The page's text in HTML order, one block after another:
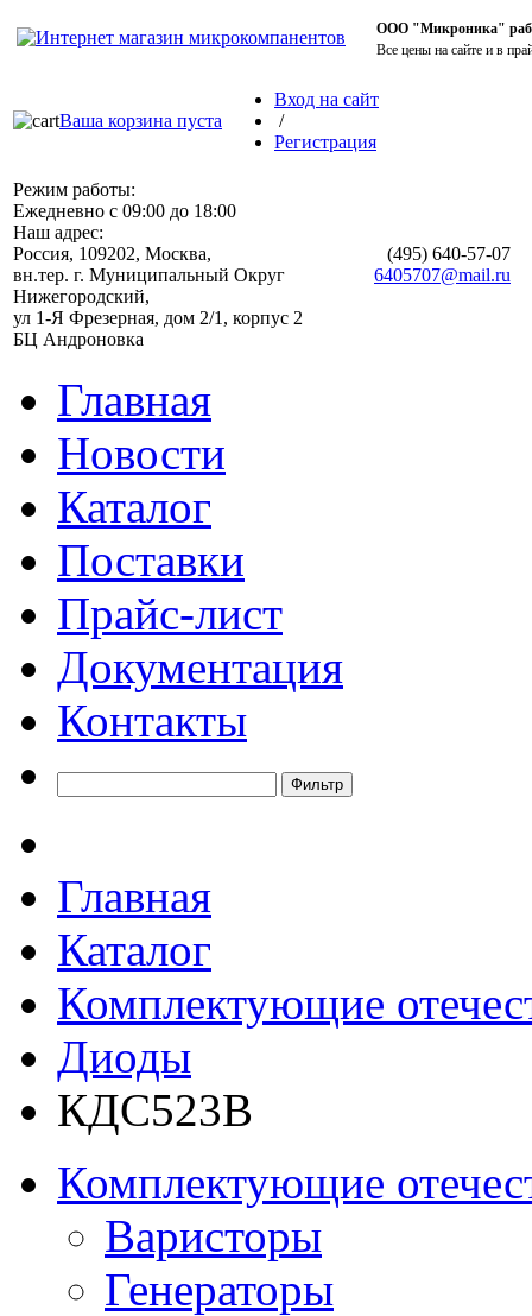
ООО "Микроника"
Все цены на сайте и в
Ваша корзина пуста
Вход на сайт
/
Регистрация
Режим работы:
Ежедневно с 09:00 до 18:00
Наш адрес:
Россия, 109202, Москва,
вн.тер. г. Муниципальный Округ
Нижегородский,
ул 1-Я Фрезерная, дом 2/1, корпус 2
БЦ Андроновка
(495) 640-57-07
6405707@mail.ru
Главная
Новости
Каталог
Поставки
Прайс-лист
Документация
Контакты
Главная
Каталог
Комплектующие
Диоды
КДС523В
Комплектующие
Варисторы
Генераторы